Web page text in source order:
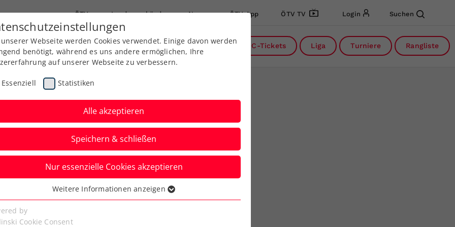
ÖTV Landesverbände News ÖTV App ÖTV TV Login Suchen
Ausbildung Services Über uns DC-Tickets Liga Turniere Rangliste
Doppelte
in Güssing
Webseite werden Cookies verwendet. Einige davon werden
benötigt, während es uns andere ermöglichen, Ihre
auf unserer Webseite zu verbessern.
Essenziell Statistiken
Alle akzeptieren
Speichern & schließen
Nur essenzielle Cookies akzeptieren
Cookies werden für grundlegende Funktionen der
benötigt. Dadurch ist gewährleistet, dass die Webseite
Weitere Informationen anzeigen
by
Cookie Consent